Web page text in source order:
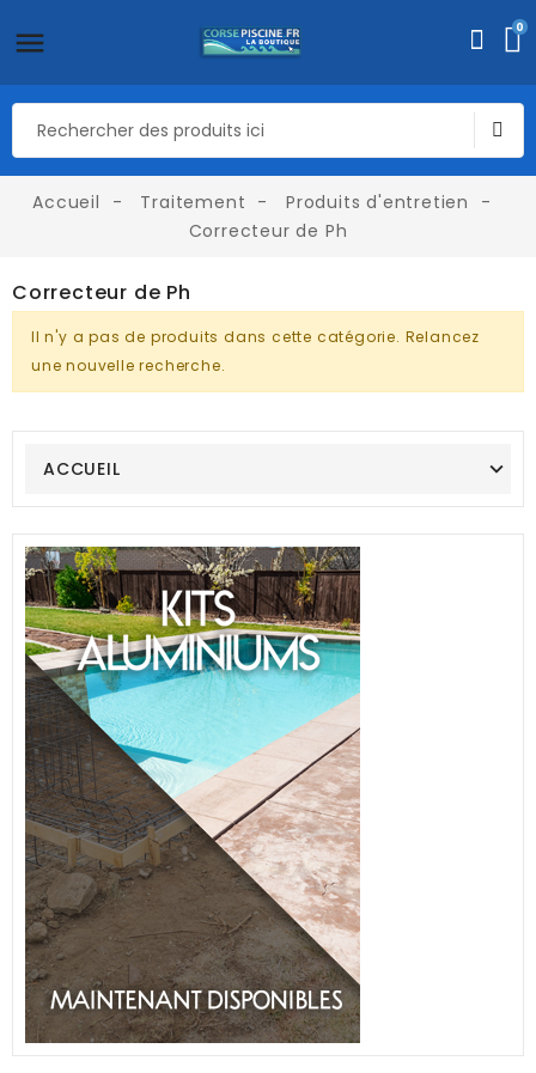
0
Accueil Traitement
Produits d'entretien
Correcteur de Ph
ACCUEIL
Correcteur de Ph
Il n'y a pas de produits dans cette catégorie. Relancez
une nouvelle recherche.